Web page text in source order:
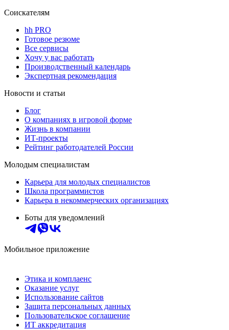
Соискателям
hh PRO
Готовое резюме
Все сервисы
Хочу у вас работать
Производственный календарь
Экспертная рекомендация
Новости и статьи
Блог
О компаниях в игровой форме
Жизнь в компании
ИТ-проекты
Рейтинг работодателей России
Молодым специалистам
Карьера для молодых специалистов
Школа программистов
Карьера в некоммерческих организациях
Боты для уведомлений
Мобильное приложение
Этика и комплаенс
Оказание услуг
Использование сайтов
Защита персональных данных
Пользовательское соглашение
ИТ аккредитация